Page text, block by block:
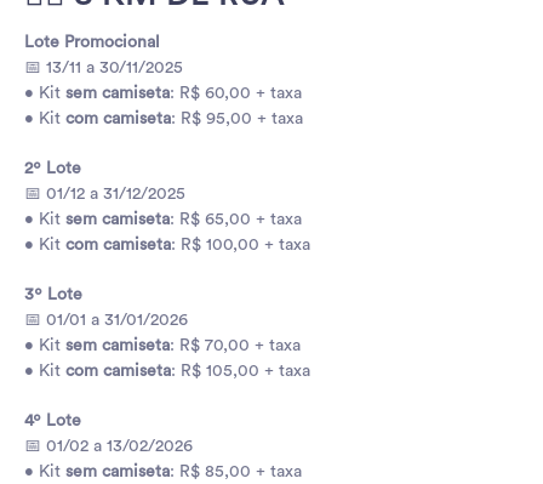
Lote Promocional
📅 13/11 a 30/11/2025
• Kit sem camiseta: R$ 60,00 + taxa
• Kit com camiseta: R$ 95,00 + taxa
2º Lote
📅 01/12 a 31/12/2025
• Kit sem camiseta: R$ 65,00 + taxa
• Kit com camiseta: R$ 100,00 + taxa
3º Lote
📅 01/01 a 31/01/2026
• Kit sem camiseta: R$ 70,00 + taxa
• Kit com camiseta: R$ 105,00 + taxa
4º Lote
📅 01/02 a 13/02/2026
• Kit sem camiseta: R$ 85,00 + taxa